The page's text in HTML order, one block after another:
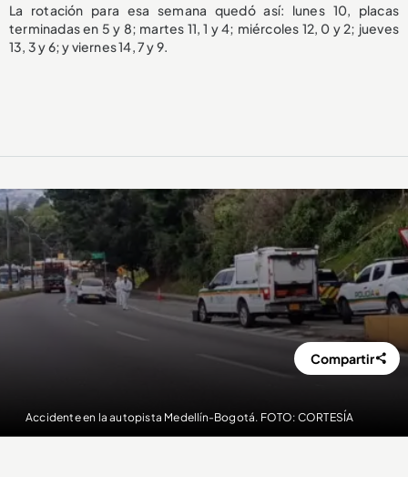
La rotación para esa semana quedó así: lunes 10, placas
terminadas en 5 y 8; martes 11, 1 y 4; miércoles 12, 0 y 2; jueves
13, 3 y 6; y viernes 14, 7 y 9.
Accidente en la autopista Medellín-Bogotá. FOTO: CORTESÍA
Compartir